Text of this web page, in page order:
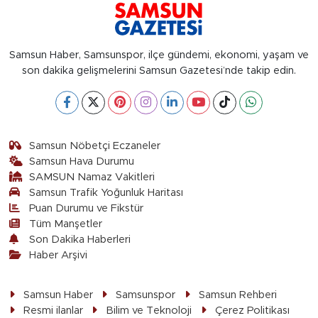
Samsun Haber, Samsunspor, ilçe gündemi, ekonomi, yaşam ve
son dakika gelişmelerini Samsun Gazetesi’nde takip edin.
Samsun Nöbetçi Eczaneler
Samsun Hava Durumu
SAMSUN Namaz Vakitleri
Samsun Trafik Yoğunluk Haritası
Puan Durumu ve Fikstür
Tüm Manşetler
Son Dakika Haberleri
Haber Arşivi
Samsun Haber Samsunspor
Samsun Rehberi
Resmi ilanlar
Bilim ve Teknoloji Çerez Politikası